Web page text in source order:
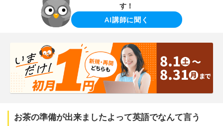
す！
AI講師に聞く
お茶の準備が出来ましたよって英語でなんて言う